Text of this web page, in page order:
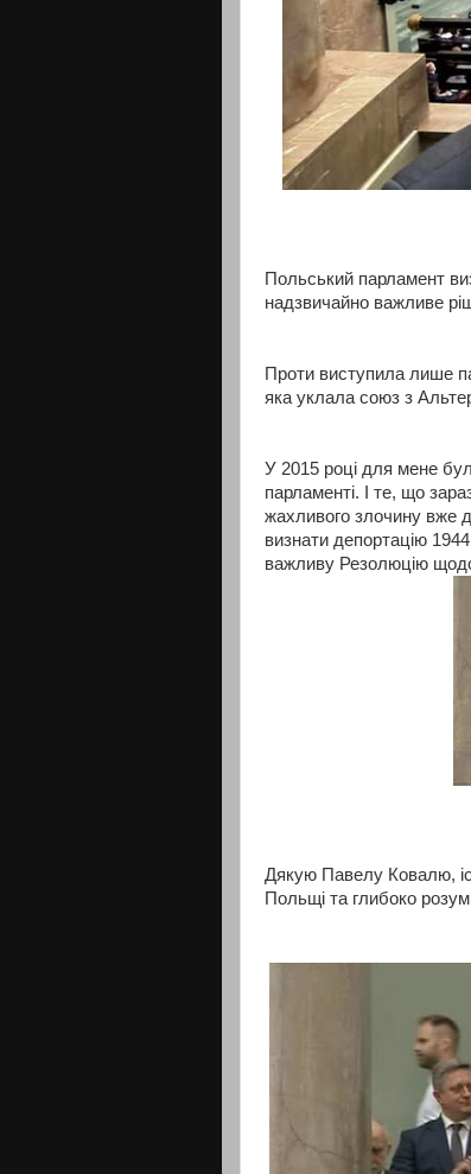
Польський парламент
надзвичайно важливе
Проти виступила лише
яка уклала союз з
У 2015 році для мене
парламенті. І те, що
жахливого злочину вже
визнати депортацію
важливу Резолюцію
Дякую Павелу Ковалю,
Польщі та глибоко